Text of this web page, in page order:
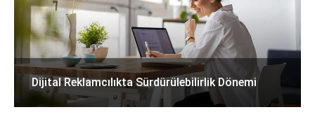
Dijital Reklamcılıkta Sürdürülebilirlik Dönemi